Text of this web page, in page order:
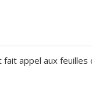
appel aux